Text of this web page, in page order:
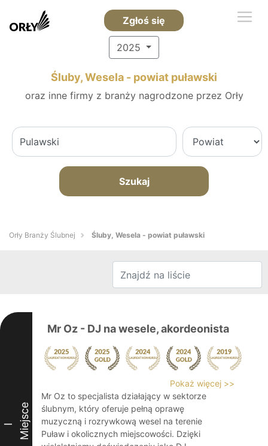
Zgłoś się
2025
Śluby, Wesela - powiat puławski
oraz inne firmy z branży nagrodzone przez Orły
Szukaj
Orły Branży Ślubnej Śluby, Wesela - powiat puławski
I Miejsce
Mr Oz - DJ na wesele, akordeonista
Pokaż więcej >>
Mr Oz to specjalista działający w sektorze
ślubnym, który oferuje pełną oprawę
muzyczną i rozrywkową wesel na terenie
Puław i okolicznych miejscowości. Dzięki